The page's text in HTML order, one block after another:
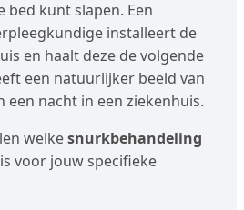
bed kunt slapen. Een
installeert de
en haalt deze de volgende
een natuurlijker beeld van
een nacht in een ziekenhuis.
welkesnurkbehandeling
voor jouw specifieke